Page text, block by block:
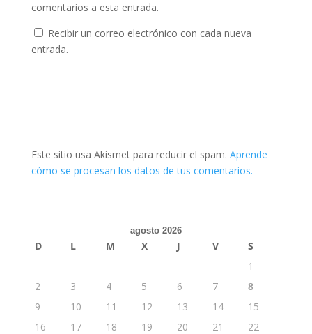
comentarios a esta entrada.
Recibir un correo electrónico con cada nueva
entrada.
Este sitio usa Akismet para reducir el spam. Aprende
cómo se procesan los datos de tus comentarios.
agosto 2026
D L M X J V
S
1
2
3 4 5 6 7
8
9
10 11 12 13 14
15
16
17 18 19 20 21
22